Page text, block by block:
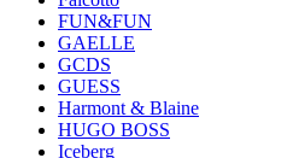
FUN&FUN
GAELLE
GCDS
GUESS
Harmont & Blaine
HUGO BOSS
Iceberg